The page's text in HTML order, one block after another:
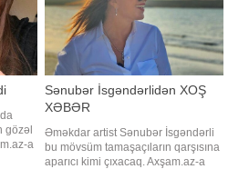
gözəl
a
Sənubər İsgəndərlidən XOŞ
XƏBƏR
Əməkdar artist Sənubər İsgəndərli
bu mövsüm tamaşaçıların qarşısına
aparıcı kimi çıxacaq. Axşam.az-a